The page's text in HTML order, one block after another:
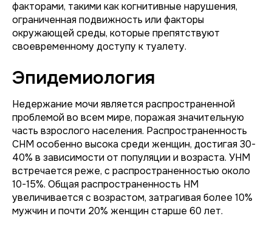
факторами, такими как когнитивные нарушения,
ограниченная подвижность или факторы
окружающей среды, которые препятствуют
своевременному доступу к туалету.
Эпидемиология
Недержание мочи является распространенной
проблемой во всем мире, поражая значительную
часть взрослого населения. Распространенность
СНМ особенно высока среди женщин, достигая 30-
40% в зависимости от популяции и возраста. УНМ
встречается реже, с распространенностью около
10-15%. Общая распространенность НМ
увеличивается с возрастом, затрагивая более 10%
мужчин и почти 20% женщин старше 60 лет.